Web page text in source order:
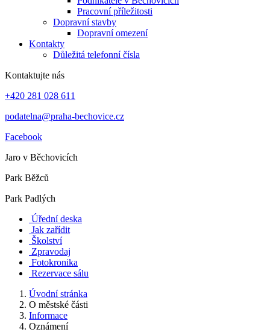
Pracovní příležitosti
Dopravní stavby
Dopravní omezení
Kontakty
Důležitá telefonní čísla
Kontaktujte nás
+420 281 028 611
podatelna@praha-bechovice.cz
Facebook
Jaro v Běchovicích
Park Běžců
Park Padlých
Úřední deska
Jak zařídit
Školství
Zpravodaj
Fotokronika
Rezervace sálu
Úvodní stránka
O městské části
Informace
Oznámení